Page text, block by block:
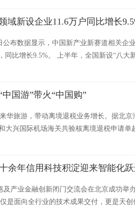
域新设企业11.6万户同比增长
公布数据显示，中国新产业新赛道相关企
同比增长9.5%。 上半年，全国新设“八大
国游”带火“中国购”
华旅游，带动离境退税业务增长。据北
大兴国际机场海关共验核离境退税申请单
余年信用科技积淀迎来智能化
及产业金融创新闭门交流会在北京成功举
是面向全行业的技术成果交付，更是天